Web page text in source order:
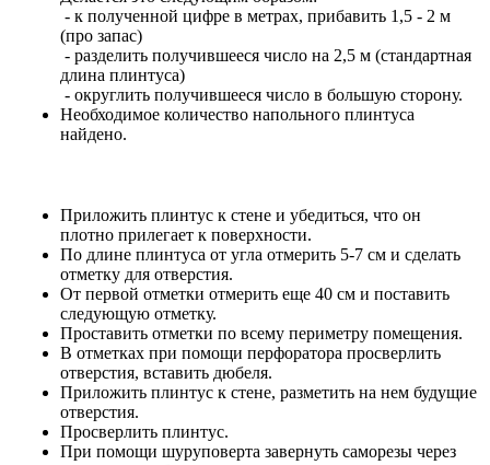
- к полученной цифре в метрах, прибавить 1,5 - 2 м
(про запас)
- разделить получившееся число на 2,5 м (стандартная
длина плинтуса)
- округлить получившееся число в большую сторону.
Необходимое количество напольного плинтуса
найдено.
Приложить плинтус к стене и убедиться, что он
плотно прилегает к поверхности.
По длине плинтуса от угла отмерить 5-7 см и сделать
отметку для отверстия.
От первой отметки отмерить еще 40 см и поставить
следующую отметку.
Проставить отметки по всему периметру помещения.
В отметках при помощи перфоратора просверлить
отверстия, вставить дюбеля.
Приложить плинтус к стене, разметить на нем будущие
отверстия.
Просверлить плинтус.
При помощи шуруповерта завернуть саморезы через